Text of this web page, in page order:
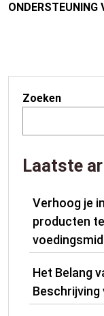
ONDERSTEUNING
Zoeken
Laatste
Verhoog je
producten
Het Belang
Beschrijving